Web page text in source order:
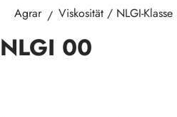
Agrar Viskosität / NLGI-Klasse
NLGI 00